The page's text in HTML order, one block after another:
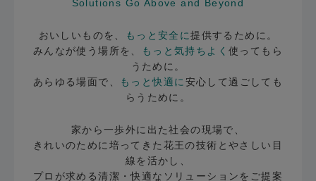
Solutions Go Above and Beyond
おいしいものを、 もっと安全に提供するために。
みんなが使う場所を、
もっと気持ちよく使ってもら
うために。
あらゆる場面で、
もっと快適に安心して過ごしても
らうために。
家から一歩外に出た社会の現場で、
きれいのために培ってきた花王の技術とやさしい目
線を活かし、
プロが求める清潔・快適なソリューションをご提案